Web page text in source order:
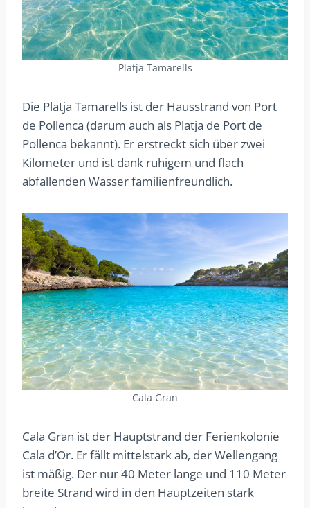
Platja Tamarells
Die Platja Tamarells ist der Hausstrand von Port
de Pollenca (darum auch als Platja de Port de
Pollenca bekannt). Er erstreckt sich über zwei
Kilometer und ist dank ruhigem und flach
abfallenden Wasser familienfreundlich.
Cala Gran
Cala Gran ist der Hauptstrand der Ferienkolonie
Cala d’Or. Er fällt mittelstark ab, der Wellengang
ist mäßig. Der nur 40 Meter lange und 110 Meter
breite Strand wird in den Hauptzeiten stark